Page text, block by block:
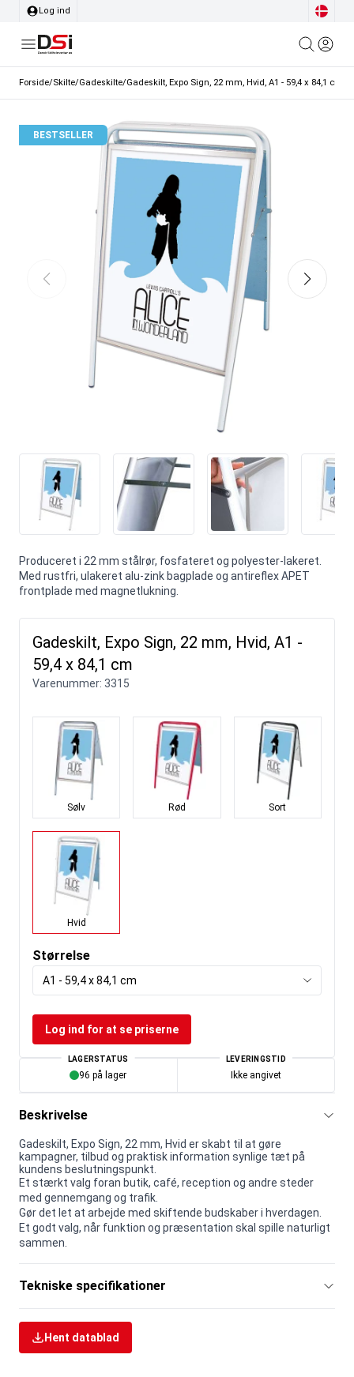
Log ind
Forside/Skilte/Gadeskilte/Gadeskilt, Expo Sign, 22 mm, Hvid, A1 - 59,4 x 84,1 cm
BESTSELLER
Produceret i 22 mm stålrør, fosfateret og polyester-lakeret.
Med rustfri, ulakeret alu-zink bagplade og antireflex APET
frontplade med magnetlukning.
Gadeskilt, Expo Sign, 22 mm, Hvid, A1 -
59,4 x 84,1 cm
Varenummer: 3315
Sølv Rød Sort
Hvid
Størrelse
A1 - 59,4 x 84,1 cm
Log ind for at se priserne
LAGERSTATUS
96 på lager
LEVERINGSTID
Ikke angivet
Beskrivelse
Gadeskilt, Expo Sign, 22 mm, Hvid er skabt til at gøre
kampagner, tilbud og praktisk information synlige tæt på
kundens beslutningspunkt.
Et stærkt valg foran butik, café, reception og andre steder
med gennemgang og trafik.
Gør det let at arbejde med skiftende budskaber i hverdagen.
Et godt valg, når funktion og præsentation skal spille naturligt
sammen.
Tekniske specifikationer
Hent datablad